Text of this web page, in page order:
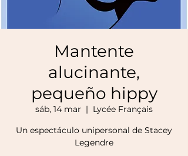
Mantente
alucinante,
pequeño hippy
sáb, 14 mar
  |
Lycée Français
Un espectáculo unipersonal de Stacey
Legendre